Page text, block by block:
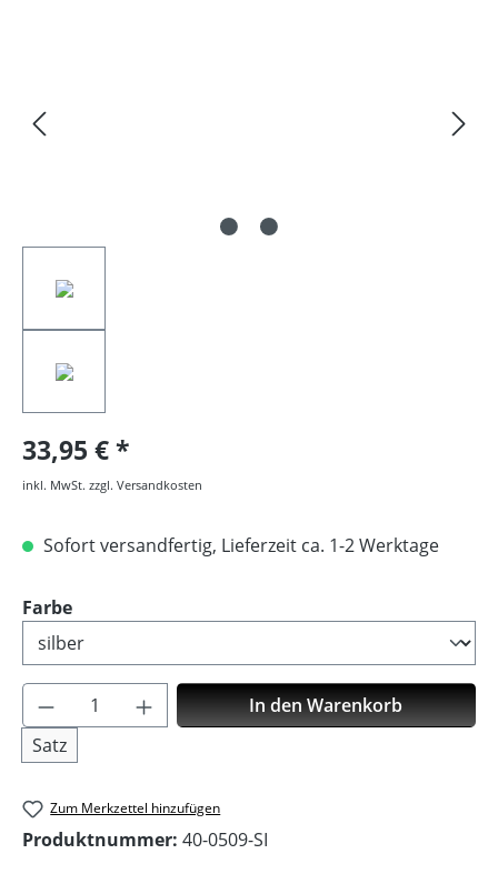
33,95 €
inkl. MwSt. zzgl. Versandkosten
Sofort versandfertig, Lieferzeit ca. 1-2 Werktage
Farbeauswählen
Produkt Anzahl: Gib den gewünschten
Satz
In den Warenkorb
Zum Merkzettel hinzufügen
Produktnummer: 40-0509-SI